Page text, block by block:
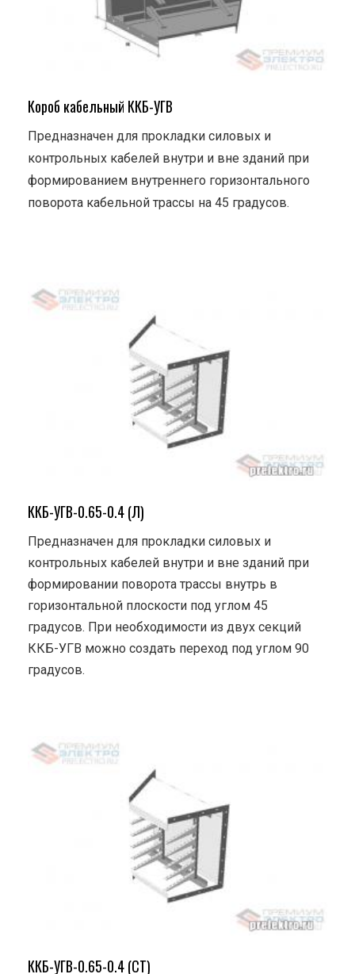
Короб кабельный ККБ-УГВ
Предназначен для прокладки силовых и
контрольных кабелей внутри и вне зданий при
формированием внутреннего горизонтального
поворота кабельной трассы на 45 градусов.
ККБ-УГВ-0.65-0.4 (Л)
Предназначен для прокладки силовых и
контрольных кабелей внутри и вне зданий при
формировании поворота трассы внутрь в
горизонтальной плоскости под углом 45
градусов. При необходимости из двух секций
ККБ-УГВ можно создать переход под углом 90
градусов.
ККБ-УГВ-0.65-0.4 (СТ)